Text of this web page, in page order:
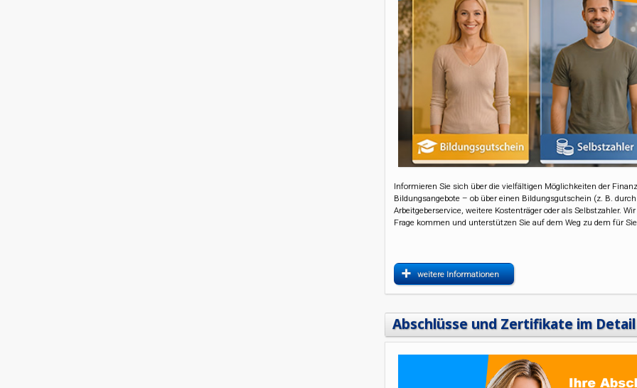
Informieren Sie sich über die vielfältigen Möglichkeiten der
Bildungsangebote – ob über einen Bildungsgutschein (z. B.
Arbeitgeberservice, weitere Kostenträger oder als Selbstzahler.
Frage kommen und unterstützen Sie auf dem Weg zu dem für
weitere Informationen
Abschlüsse und Zertifikate im Detail